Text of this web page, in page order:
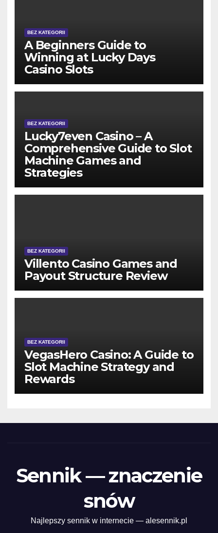
BEZ KATEGORII
A Beginners Guide to
Winning at Lucky Days
Casino Slots
BEZ KATEGORII
Lucky7even Casino – A
Comprehensive Guide to Slot
Machine Games and
Strategies
BEZ KATEGORII
Villento Casino Games and
Payout Structure Review
BEZ KATEGORII
VegasHero Casino: A Guide to
Slot Machine Strategy and
Rewards
Sennik — znaczenie
snów
Najlepszy sennik w internecie — alesennik.pl